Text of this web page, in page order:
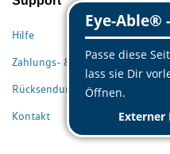
Hilfe
Zahlungs- & Lieferinformationen
Rücksendungen / Reklamationen
Kontakt